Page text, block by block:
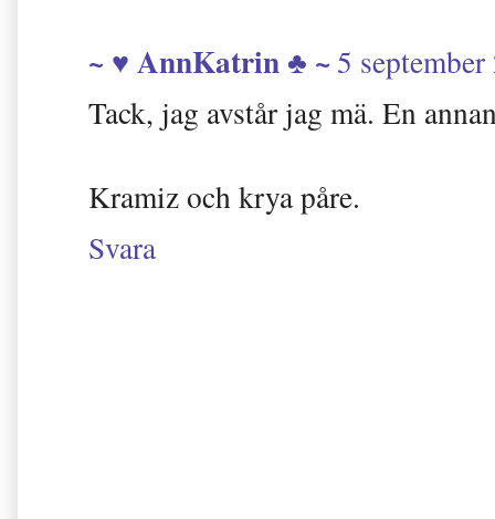
~ ♥ AnnKatrin ♣ ~5
Tack, jag avstår jag mä. En
Kramiz och krya påre.
Svara